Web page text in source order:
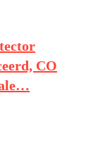
CO